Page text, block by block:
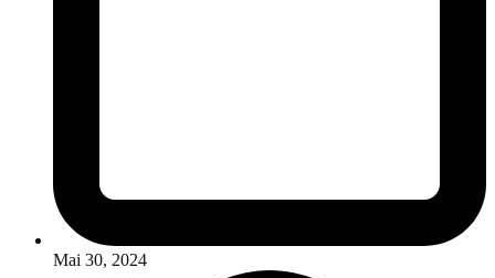
Mai 30, 2024